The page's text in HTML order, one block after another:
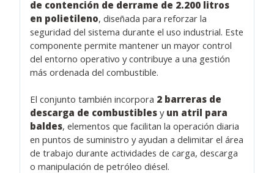
de contención de derrame de 2.200 litros
en polietileno, diseñada para reforzar la
seguridad del sistema durante el uso industrial. Este
componente permite mantener un mayor control
del entorno operativo y contribuye a una gestión
más ordenada del combustible.
El conjunto también incorpora 2 barreras de
descarga de combustibles y un atril para
baldes, elementos que facilitan la operación diaria
en puntos de suministro y ayudan a delimitar el área
de trabajo durante actividades de carga, descarga
o manipulación de petróleo diésel.